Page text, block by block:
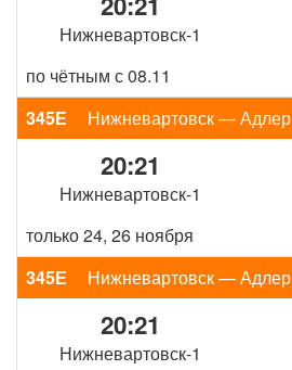
Нижневартовск-1
по чётным с 08.11
345Е
Нижневартовск — Адлер
20:21
Нижневартовск-1
только 24, 26 ноября
345Е
Нижневартовск — Адлер
20:21
Нижневартовск-1